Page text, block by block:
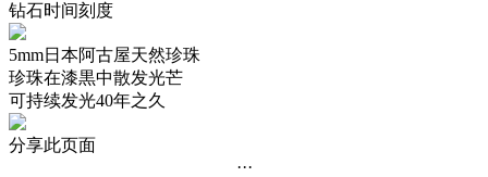
钻石时间刻度
5mm日本阿古屋天然珍珠
珍珠在漆黒中散发光芒
可持续发光40年之久
分享此页面
···